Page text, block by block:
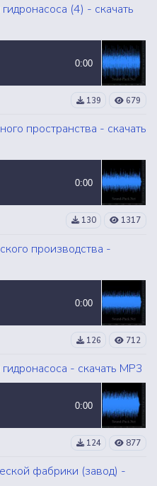
(4) - скачать
0:00
139 679
пространства - скачать
0:00
130 1317
производства -
0:00
126 712
- скачать MP3
0:00
124 877
фабрики (завод) -